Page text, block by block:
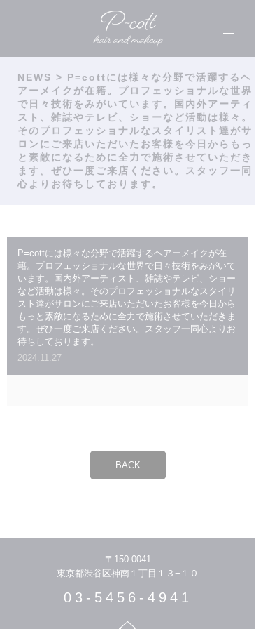
NEWS > P=cottには様々な分野で活躍するヘ
アーメイクが在籍。プロフェッショナルな世界
で日々技術をみがいています。国内外アーティ
スト、雑誌やテレビ、ショーなど活動は様々。
そのプロフェッショナルなスタイリスト達がサ
ロンにご来店いただいたお客様を今日からもっ
と素敵になるために全力で施術させていただき
ます。ぜひ一度ご来店ください。スタッフ一同
心よりお待ちしております。
P=cottには様々な分野で活躍するヘアーメイクが在
籍。プロフェッショナルな世界で日々技術をみがいて
います。国内外アーティスト、雑誌やテレビ、ショー
など活動は様々。そのプロフェッショナルなスタイリ
スト達がサロンにご来店いただいたお客様を今日から
もっと素敵になるために全力で施術させていただきま
す。ぜひ一度ご来店ください。スタッフ一同心よりお
待ちしております。
2024.11.27
BACK
〒150-0041
東京都渋谷区神南１丁目１３−１０
03-5456-4941